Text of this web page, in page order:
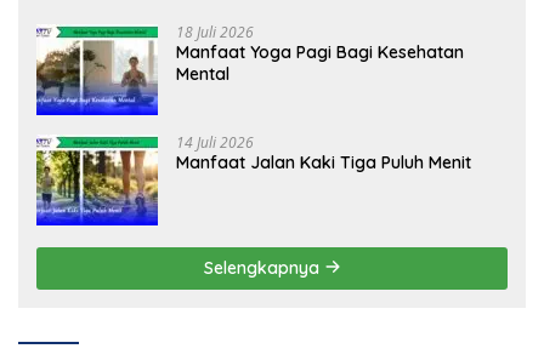
18 Juli 2026
Manfaat Yoga Pagi Bagi Kesehatan
Mental
14 Juli 2026
Manfaat Jalan Kaki Tiga Puluh Menit
Selengkapnya